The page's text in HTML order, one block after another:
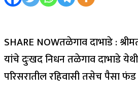
SHARE NOWतळेगाव दाभाडे :
यांचे दुःखद निधन तळेगाव दाभाडे
परिसरातील रहिवासी तसेच पैसा फंड